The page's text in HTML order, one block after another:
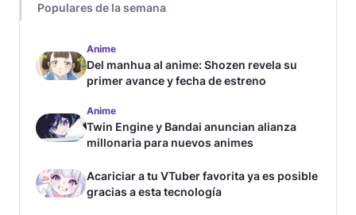
Populares de la semana
Anime
Del manhua al anime: Shozen revela su
primer avance y fecha de estreno
Anime
Twin Engine y Bandai anuncian alianza
millonaria para nuevos animes
Acariciar a tu VTuber favorita ya es posible
gracias a esta tecnología